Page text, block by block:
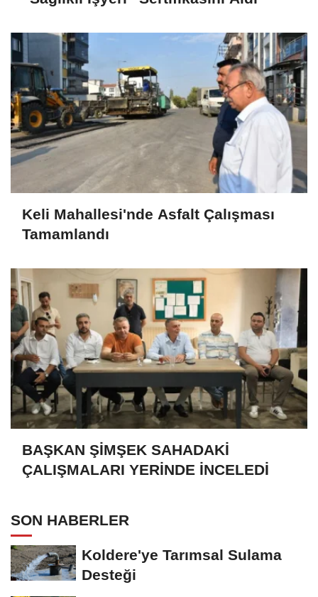
Keli Mahallesi'nde Asfalt Çalışması
Tamamlandı
BAŞKAN ŞİMŞEK SAHADAKİ
ÇALIŞMALARI YERİNDE İNCELEDİ
SON HABERLER
Koldere'ye Tarımsal Sulama
Desteği